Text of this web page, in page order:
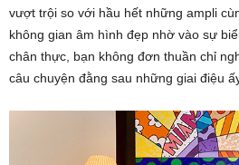
vượt trội so với hầu hết những ampli
không gian âm hình đẹp nhờ vào sự
chân thực, bạn không đơn thuần chỉ
câu chuyện đằng sau những giai điệu